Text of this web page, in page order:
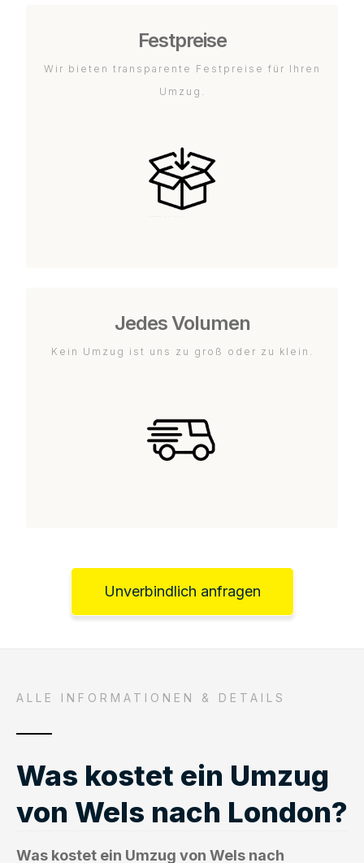
Festpreise
Wir bieten transparente Festpreise für Ihren
Umzug.
Jedes Volumen
Kein Umzug ist uns zu groß oder zu klein.
Unverbindlich anfragen
ALLE INFORMATIONEN & DETAILS
Was kostet ein Umzug
von Wels nach London?
Was kostet ein Umzug von Wels nach